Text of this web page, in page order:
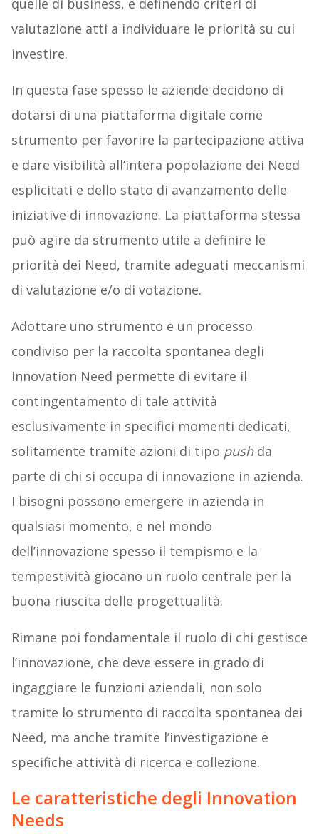
quelle di business, e definendo criteri di
valutazione atti a individuare le priorità su cui
investire.
In questa fase spesso le aziende decidono di
dotarsi di una piattaforma digitale come
strumento per favorire la partecipazione attiva
e dare visibilità all’intera popolazione dei Need
esplicitati e dello stato di avanzamento delle
iniziative di innovazione. La piattaforma stessa
può agire da strumento utile a definire le
priorità dei Need, tramite adeguati meccanismi
di valutazione e/o di votazione.
Adottare uno strumento e un processo
condiviso per la raccolta spontanea degli
Innovation Need permette di evitare il
contingentamento di tale attività
esclusivamente in specifici momenti dedicati,
solitamente tramite azioni di tipo pushda
parte di chi si occupa di innovazione in azienda.
I bisogni possono emergere in azienda in
qualsiasi momento, e nel mondo
dell’innovazione spesso il tempismo e la
tempestività giocano un ruolo centrale per la
buona riuscita delle progettualità.
Rimane poi fondamentale il ruolo di chi gestisce
l’innovazione, che deve essere in grado di
ingaggiare le funzioni aziendali, non solo
tramite lo strumento di raccolta spontanea dei
Need, ma anche tramite l’investigazione e
specifiche attività di ricerca e collezione.
Le caratteristiche degli Innovation
Needs